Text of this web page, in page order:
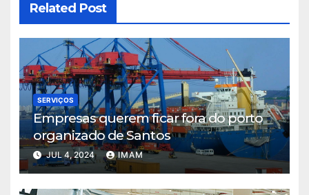
Related Post
SERVIÇOS
Empresas querem ficar fora do porto
organizado de Santos
JUL 4, 2024 IMAM